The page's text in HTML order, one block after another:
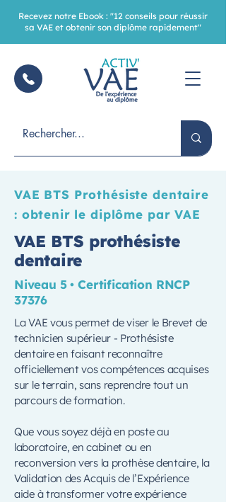
Recevez notre Ebook : "12 conseils pour réussir
sa VAE et obtenir son diplôme rapidement"
VAE BTS Prothésiste dentaire
: obtenir le diplôme par VAE
VAE BTS prothésiste
dentaire
Niveau 5 • Certification RNCP
37376
La VAE vous permet de viser le Brevet de
technicien supérieur - Prothésiste
dentaire en faisant reconnaître
officiellement vos compétences acquises
sur le terrain, sans reprendre tout un
parcours de formation.
Que vous soyez déjà en poste au
laboratoire, en cabinet ou en
reconversion vers la prothèse dentaire, la
Validation des Acquis de l’Expérience
aide à transformer votre expérience